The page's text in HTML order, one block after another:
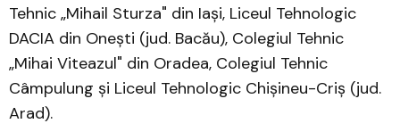
Tehnic „Mihail Sturza" din Iași, Liceul Tehnologic
DACIA din Onești (jud. Bacău), Colegiul Tehnic
„Mihai Viteazul" din Oradea, Colegiul Tehnic
Câmpulung și Liceul Tehnologic Chișineu-Criș (jud.
Arad).